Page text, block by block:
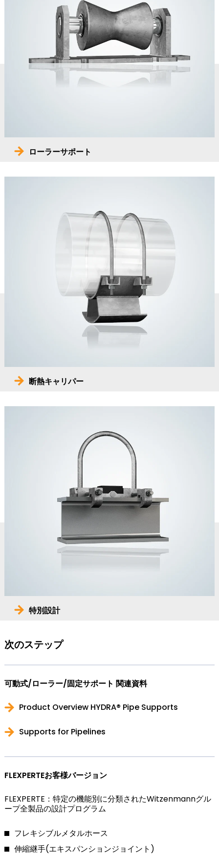
ローラーサポート
断熱キャリパー
特別設計
次のステップ
可動式/ローラー/固定サポート 関連資料
Product Overview HYDRA® Pipe Supports
Supports for Pipelines
FLEXPERTEお客様バージョン
FLEXPERTE：特定の機能別に分類されたWitzenmannグル
ープ全製品の設計プログラム
フレキシブルメタルホース
伸縮継手(エキスパンションジョイント)